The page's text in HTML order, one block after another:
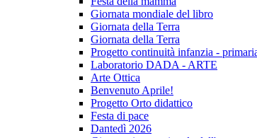
Giornata mondiale del libro
Giornata della Terra
Giornata della Terra
Progetto continuità infanzia -
Laboratorio DADA - ARTE
Arte Ottica
Benvenuto Aprile!
Progetto Orto didattico
Festa di pace
Dantedì 2026